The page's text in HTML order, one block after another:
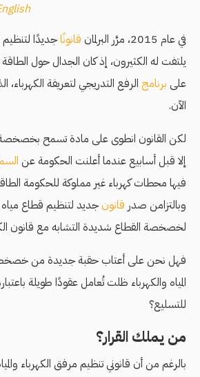
في عام 2015، مرَّر البرلمان
قانونًاجديدًا لتنظيم
يلتفت له الكثيرون، إذ كان الجدال حول
على برنامج الرفع التدريجي لتعريفة الكهرباء،
الآن.
لكن القانون انطوى على مادة تسمح بخصخصة
إلا قبل أسابيع عندما أعلنت الحكومة عن
فيها محطات كهرباء غير مملوكة للحكومة
وبالتزامن صدر قانونجديد لتنظيم قطاع
لخصخصة القطاع شديدة التشابه مع قانون
فهل نحن على أعتاب حقبة جديدة من
المياه والكهرباء ظلت تُعامل عقودًا طويلة
للتسليع؟
من يملك القرار؟
بالرغم من أن قانوني تنظيم مرفق الكهرباء